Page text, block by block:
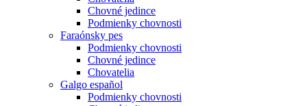
Chovné jedince
Podmienky chovnosti
Faraónsky pes
Podmienky chovnosti
Chovné jedince
Chovatelia
Galgo español
Podmienky chovnosti